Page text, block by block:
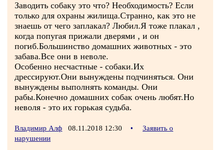
Заводить собаку это что? Необходимость? Если
только для охраны жилища.Странно, как это не
знаешь от чего заплакал? Любил.Я тоже плакал ,
когда попугая прижали дверями , и он
погиб.Большинство домашних животных - это
забава.Все они в неволе.
Особенно несчастные - собаки.Их
дрессируют.Они вынуждены подчиняться. Они
вынуждены выполнять команды. Они
рабы.Конечно домашних собак очень любят.Но
неволя - это их горькая судьба.
Владимир Алф 08.11.2018 12:30 •
Заявить о
нарушении